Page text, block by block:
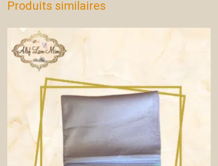
Produits similaires